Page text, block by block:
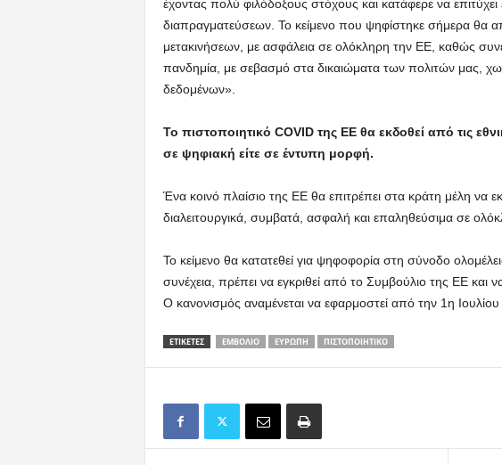
έχοντας πολύ φιλόδοξους στόχους και κατάφερε να
διαπραγματεύσεων. Το κείμενο που ψηφίστηκε σήμερα θα
μετακινήσεων, με ασφάλεια σε ολόκληρη την ΕΕ, καθώς
πανδημία, με σεβασμό στα δικαιώματα των πολιτών μας,
δεδομένων».
Το πιστοποιητικό COVID της ΕΕ θα εκδοθεί από τις
σε ψηφιακή είτε σε έντυπη μορφή.
Ένα κοινό πλαίσιο της ΕΕ θα επιτρέπει στα κράτη μέλη να
διαλειτουργικά, συμβατά, ασφαλή και επαληθεύσιμα σε
Το κείμενο θα κατατεθεί για ψηφοφορία στη σύνοδο
συνέχεια, πρέπει να εγκριθεί από το Συμβούλιο της ΕΕ και
Ο κανονισμός αναμένεται να εφαρμοστεί από την 1η Ιουλίου
ΕΤΙΚΕΤΕΣ ΕΜΒΌΛΙΟ ΕΥΡΏΠΗ ΠΙΣΤΟΠΟΙΗΤΙΚΌ